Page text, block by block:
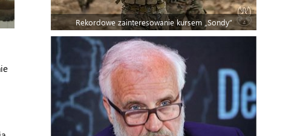
Rekordowe zainteresowanie kursem „Sondy”